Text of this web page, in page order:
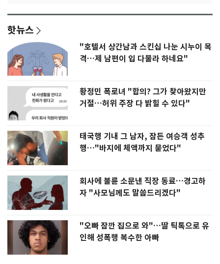
핫뉴스
"호텔서 상간남과 스킨십 나눈 시누이 목
격…제 남편이 입 다물라 하네요"
황정민 폭로녀 "합의? 그가 찾아왔지만
거절…허위 주장 다 밝힐 수 있다"
태국행 기내 그 남자, 잠든 여승객 성추
행…"바지에 체액까지 묻었다"
회사에 불륜 소문낸 직장 동료…경고하
자 "사모님께도 말씀드리겠다"
"오빠 잠깐 집으로 와"…딸 틱톡으로 유
인해 성폭행 복수한 아빠